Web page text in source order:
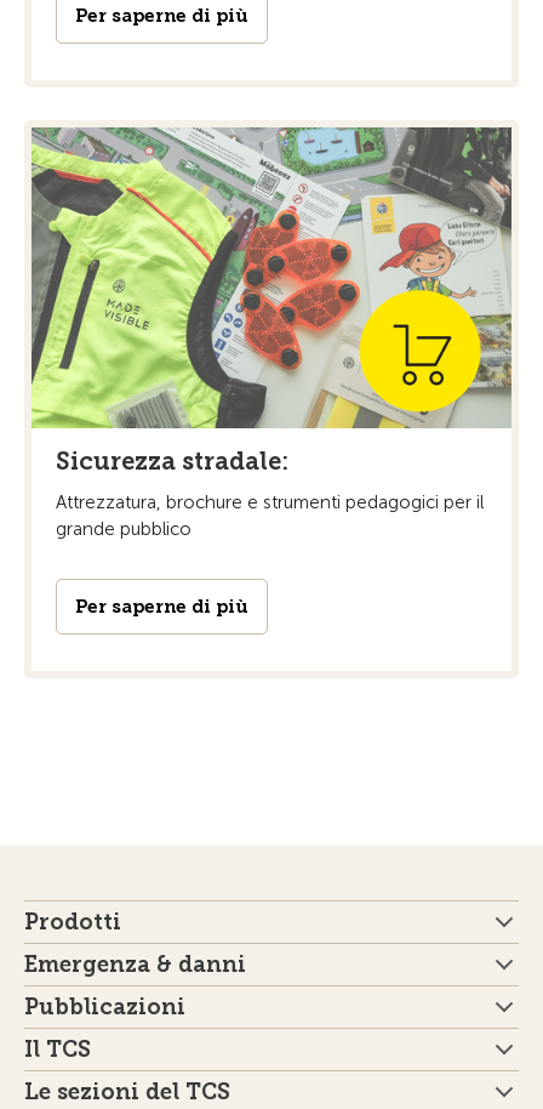
Per saperne di più
Sicurezza stradale:
Attrezzatura, brochure e strumenti pedagogici per il
grande pubblico
Per saperne di più
Prodotti
Emergenza & danni
Pubblicazioni
Il TCS
Le sezioni del TCS